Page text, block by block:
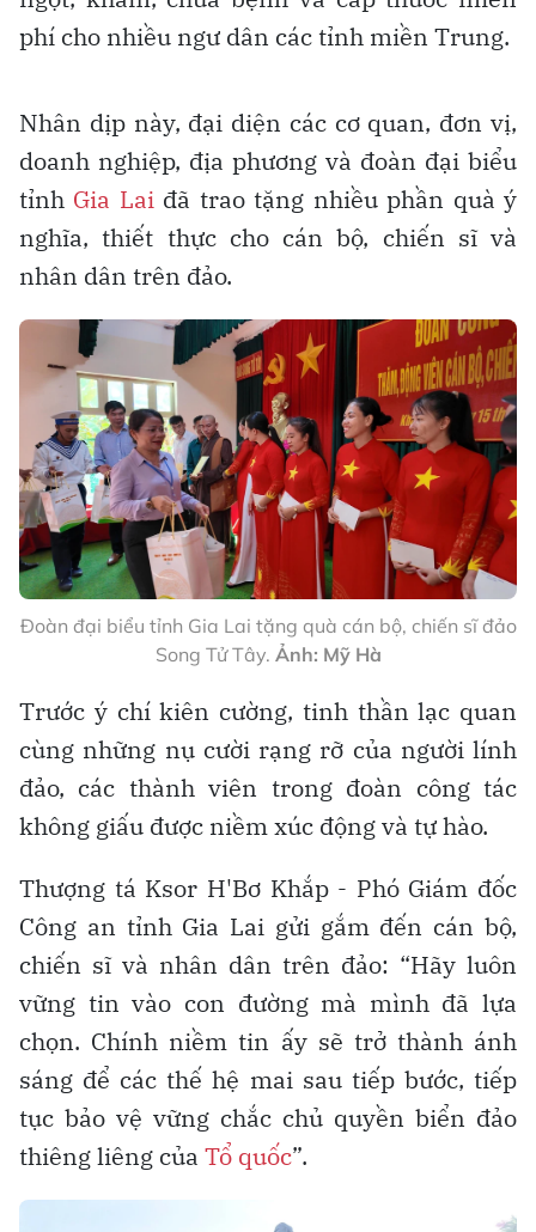
phí cho nhiều ngư dân các tỉnh miền Trung.
Nhân dịp này, đại diện các cơ quan, đơn vị,
doanh nghiệp, địa phương và đoàn đại biểu
tỉnh Gia Laiđã trao tặng nhiều phần quà ý
nghĩa, thiết thực cho cán bộ, chiến sĩ và
nhân dân trên đảo.
Đoàn đại biểu tỉnh Gia Lai tặng quà cán bộ, chiến sĩ đảo
Song Tử Tây. Ảnh: Mỹ Hà
Trước ý chí kiên cường, tinh thần lạc quan
cùng những nụ cười rạng rỡ của người lính
đảo, các thành viên trong đoàn công tác
không giấu được niềm xúc động và tự hào.
Thượng tá Ksor H'Bơ Khắp - Phó Giám đốc
Công an tỉnh Gia Lai gửi gắm đến cán bộ,
chiến sĩ và nhân dân trên đảo: “Hãy luôn
vững tin vào con đường mà mình đã lựa
chọn. Chính niềm tin ấy sẽ trở thành ánh
sáng để các thế hệ mai sau tiếp bước, tiếp
tục bảo vệ vững chắc chủ quyền biển đảo
thiêng liêng của Tổ quốc”.